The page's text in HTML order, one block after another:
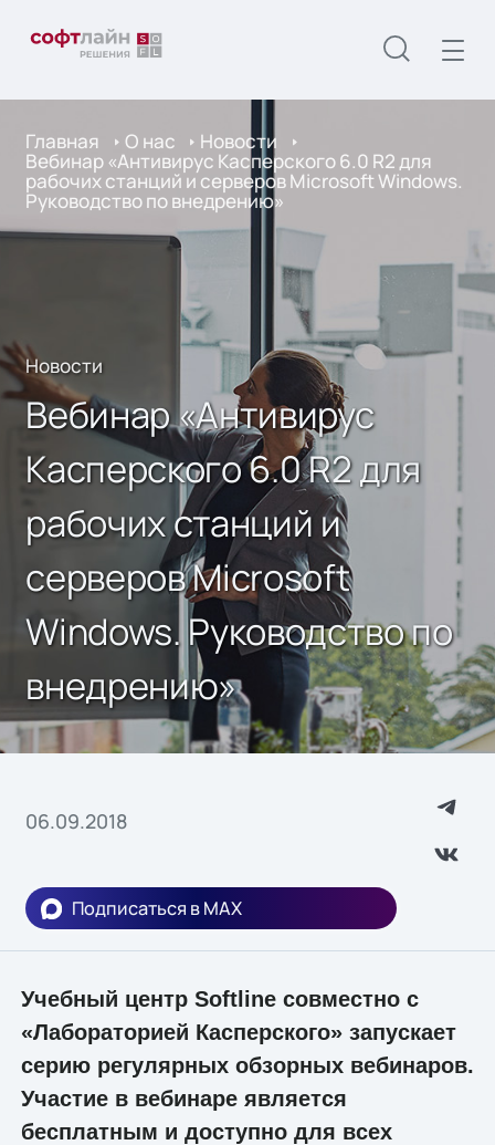
Главная О нас Новости
Вебинар «Антивирус Касперского 6.0 R2 для
рабочих станций и серверов Microsoft Windows.
Руководство по внедрению»
Новости
Вебинар «Антивирус
Касперского 6.0 R2 для
рабочих станций и
серверов Microsoft
Windows. Руководство по
внедрению»
06.09.2018
Подписаться в MAX
Учебный центр Softline совместно с
«Лабораторией Касперского» запускает
серию регулярных обзорных вебинаров.
Участие в вебинаре является
бесплатным и доступно для всех